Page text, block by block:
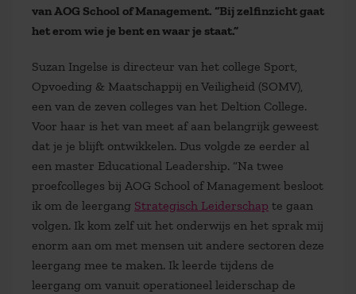
van AOG School of Management. “Bij zelfinzicht gaat
het erom wie je bent en waar je staat.”
Suzan Ingelse is directeur van het college Sport,
Opvoeding & Maatschappij en Veiligheid (SOMV),
een van de zeven colleges van het Deltion College.
Voor haar is het van meet af aan belangrijk geweest
dat je je blijft ontwikkelen. Dus volgde ze eerder al
een master Educational Leadership. “Na twee
proefcolleges bij AOG School of Management besloot
ik om de leergang Strategisch Leiderschap te gaan
volgen. Ik kom zelf uit het onderwijs en het sprak mij
enorm aan om met mensen uit andere sectoren deze
leergang mee te maken. Ik leerde tijdens de
leergang om vanuit operationeel leiderschap de